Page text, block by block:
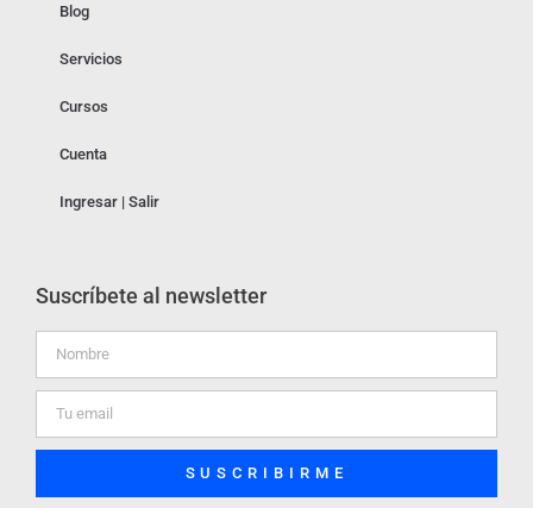
Blog
Servicios
Cursos
Cuenta
Ingresar | Salir
Suscríbete al newsletter
SUSCRIBIRME